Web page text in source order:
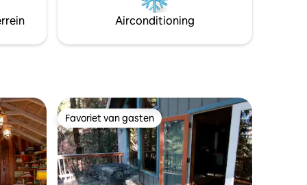
bezienswaardigheden, natuurpaden en
beroemde wijngaarden. Het heeft ook
een grote comfortabele bank en een
geweldig entertainmentcentrum voor
Airconditioning
Favoriet van gasten
Favoriet van gasten